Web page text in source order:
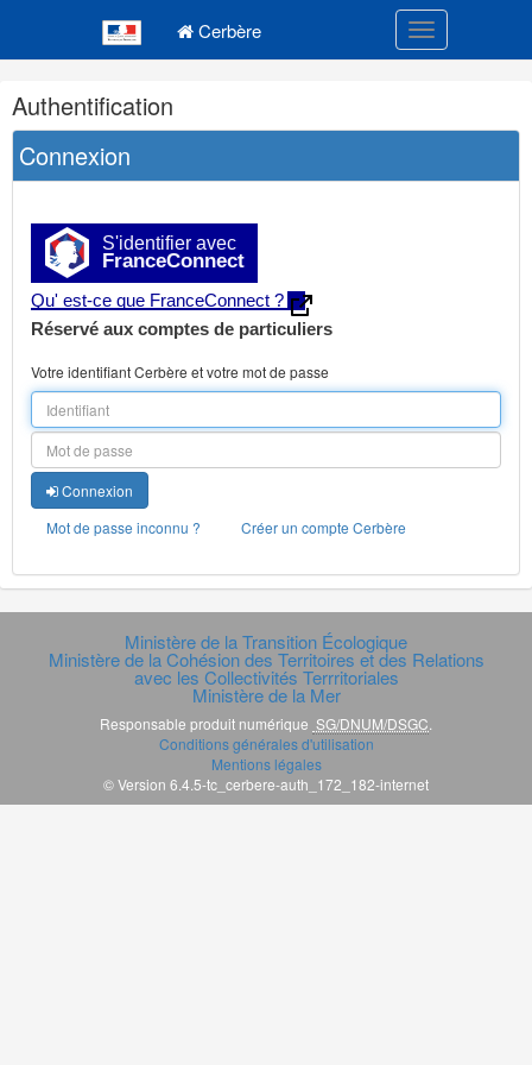
Cerbère Toggle
Navigation
et
outils
annexes
Authentification
Connexion
S'identifier avec
FranceConnect
Qu' est-ce que FranceConnect ?
Réservé aux comptes de particuliers
Votre identifiant Cerbère et votre mot de passe
Connexion
Mot de passe inconnu ?
Créer un compte Cerbère
Ministère de la Transition Écologique
Ministère de la Cohésion des Territoires et des Relations
avec les Collectivités Terrritoriales
Ministère de la Mer
Responsable produit numérique SG/DNUM/DSGC.
Conditions générales d'utilisation
Mentions légales
© Version 6.4.5-tc_cerbere-auth_172_182-internet